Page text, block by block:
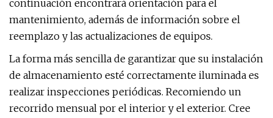
continuación encontrará orientación para el
mantenimiento, además de información sobre el
reemplazo y las actualizaciones de equipos.
La forma más sencilla de garantizar que su instalación
de almacenamiento esté correctamente iluminada es
realizar inspecciones periódicas. Recomiendo un
recorrido mensual por el interior y el exterior. Cree